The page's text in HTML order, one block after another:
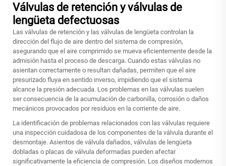
Válvulas de retención y válvulas de
lengüeta defectuosas
Las válvulas de retención y las válvulas de lengüeta controlan la
dirección del flujo de aire dentro del sistema de compresión,
asegurando que el aire comprimido se mueva eficientemente desde la
admisión hasta el proceso de descarga. Cuando estas válvulas no
asientan correctamente o resultan dañadas, permiten que el aire
presurizado fluya en sentido inverso, impidiendo que el sistema
alcance la presión adecuada. Los problemas en las válvulas suelen
ser consecuencia de la acumulación de carbonilla, corrosión o daños
mecánicos provocados por residuos en la corriente de aire.
La identificación de problemas relacionados con las válvulas requiere
una inspección cuidadosa de los componentes de la válvula durante el
desmontaje. Asientos de válvula dañados, válvulas de lengüeta
dobladas o placas de válvula deformadas pueden afectar
significativamente la eficiencia de compresión. Los diseños modernos